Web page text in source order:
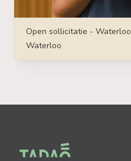
Open sollicitatie - Waterloo
Waterloo